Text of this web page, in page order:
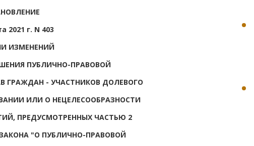
2021 г. N 403
ИЗМЕНЕНИЙ
ПУБЛИЧНО-ПРАВОВОЙ
- УЧАСТНИКОВ ДОЛЕВОГО
ИЛИ О НЕЦЕЛЕСООБРАЗНОСТИ
ПРЕДУСМОТРЕННЫХ ЧАСТЬЮ 2
"О ПУБЛИЧНО-ПРАВОВОЙ